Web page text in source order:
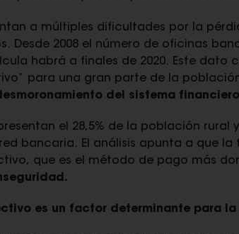
a múltiples dificultades por la
Desde 2008 el número de oficinas
habrá a finales de 2020. Este
para una gran parte de la
del sistema
el 28,5% de la población rural
bancaria. El análisis apunta a que
que es el método de pago más
es un factor determinante para